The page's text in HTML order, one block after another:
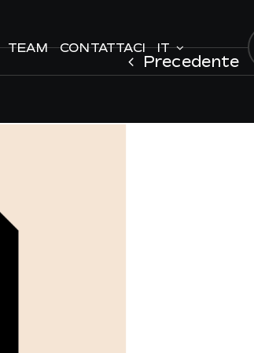
TEAM CONTATTACI IT
TEAM CONTATTACI IT
Precedente